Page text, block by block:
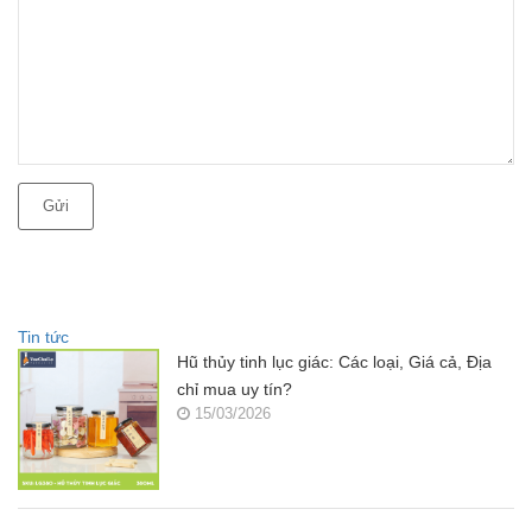
Gửi
Tin tức
Hũ thủy tinh lục giác: Các loại, Giá cả, Địa
chỉ mua uy tín?
15/03/2026